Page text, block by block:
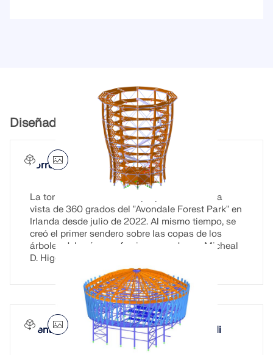
Diseñado con RSTAB 9
Torre mirador en el bosque de Avondale
La torre de los árboles ha proporcionado una
vista de 360 grados del "Avondale Forest Park" en
Irlanda desde julio de 2022. Al mismo tiempo, se
creó el primer sendero sobre las copas de los
árboles del país, que fue inaugurado por Micheal
D. Higgins.
Central de Biomasa Schilling en Schwendi